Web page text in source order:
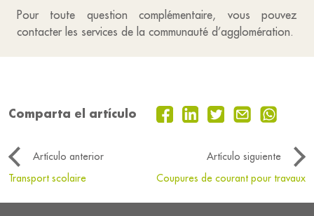
Pour toute question complémentaire, vous pouvez
contacter les services de la communauté d’agglomération.
Comparta el artículo
Artículo anterior
Artículo siguiente
Transport scolaire
Coupures de courant pour travaux